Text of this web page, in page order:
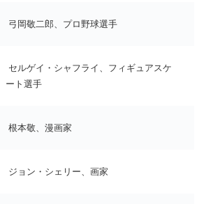
弓岡敬二郎、プロ野球選手
セルゲイ・シャフライ、フィギュアスケ
ート選手
根本敬、漫画家
ジョン・シェリー、画家